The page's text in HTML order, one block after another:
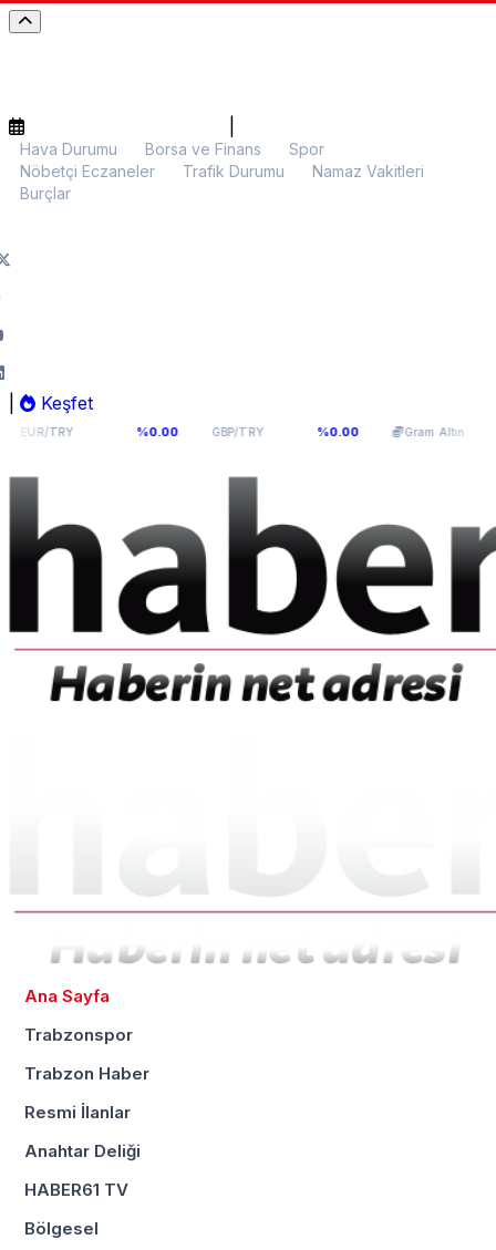
Hava Durumu Borsa ve Finans
Spor
Nöbetçi Eczaneler
Trafik Durumu
Namaz Vakitleri
Burçlar
Keşfet
%0.00 GBP/TRY64,291 %0.00 Gram Altın 6.107,92 %0.00
Ana Sayfa
Trabzonspor
Trabzon Haber
Resmi İlanlar
Anahtar Deliği
HABER61 TV
Bölgesel